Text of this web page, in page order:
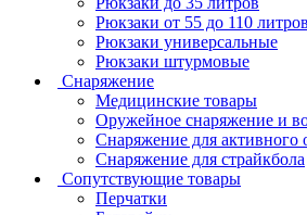
Рюкзаки от 55 до 110 литров
Рюкзаки универсальные
Рюкзаки штурмовые
Снаряжение
Медицинские товары
Оружейное снаряжение и
Снаряжение для активного
Снаряжение для страйкбола
Сопутствующие товары
Перчатки